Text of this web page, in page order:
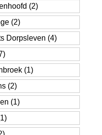
(2)
(2)
Dorpsleven (4)
(1)
(2)
(1)